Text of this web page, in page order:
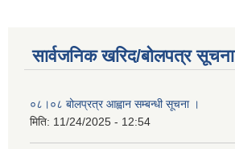
सार्वजनिक खरिद/बोलपत्र सूचना
०८।०८ बोलप्रत्र आह्वान सम्बन्धी सूचना ।
मिति: 11/24/2025 - 12:54